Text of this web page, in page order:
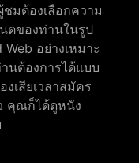
มต้องเลือกความ
นตของท่านในรูป
อย่างเหมาะ
นต้องการได้แบบ
เสียเวลาสมัคร
คุณก็ได้ดูหนัง